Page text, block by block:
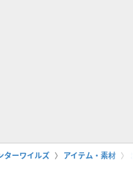
ターワイルズ アイテム・素材